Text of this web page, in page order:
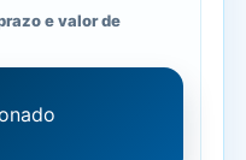
e valor de